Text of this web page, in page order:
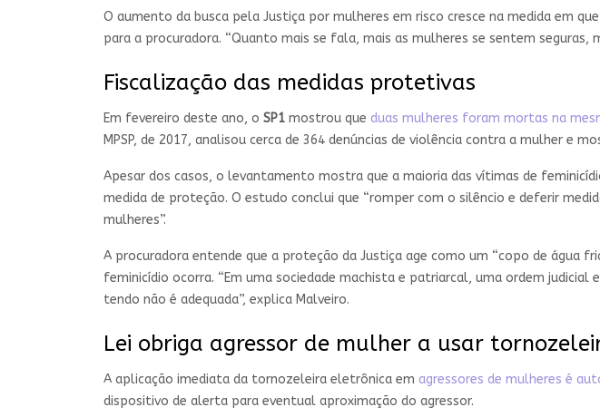
O aumento da busca pela Justiça por mulheres em risco cresce na medida em
para a procuradora. “Quanto mais se fala, mais as mulheres se sentem
Fiscalização das medidas protetivas
Em fevereiro deste ano, o SP1 mostrou que duas mulheres foram mortas na
MPSP, de 2017, analisou cerca de 364 denúncias de violência contra a mulher e
Apesar dos casos, o levantamento mostra que a maioria das vítimas de
medida de proteção. O estudo conclui que “romper com o silêncio e deferir
mulheres”.
A procuradora entende que a proteção da Justiça age como um “copo de água
feminicídio ocorra. “Em uma sociedade machista e patriarcal, uma ordem
tendo não é adequada”, explica Malveiro.
Lei obriga agressor de mulher a usar
A aplicação imediata da tornozeleira eletrônica em agressores de mulheres é
dispositivo de alerta para eventual aproximação do agressor.